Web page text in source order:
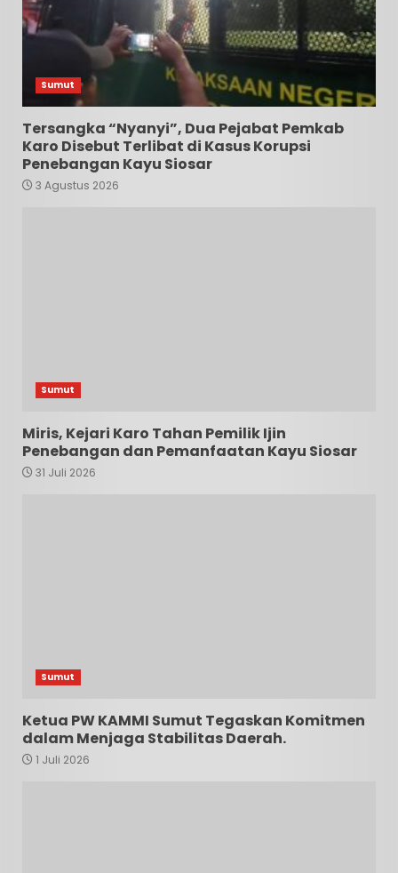
Sumut
Tersangka “Nyanyi”, Dua Pejabat Pemkab
Karo Disebut Terlibat di Kasus Korupsi
Penebangan Kayu Siosar
3 Agustus 2026
Sumut
Miris, Kejari Karo Tahan Pemilik Ijin
Penebangan dan Pemanfaatan Kayu Siosar
31 Juli 2026
Sumut
Ketua PW KAMMI Sumut Tegaskan Komitmen
dalam Menjaga Stabilitas Daerah.
1 Juli 2026